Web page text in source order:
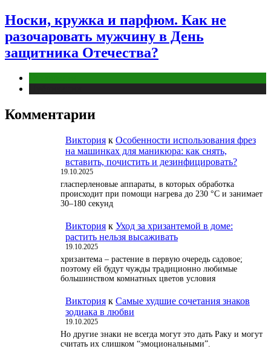
Носки, кружка и парфюм. Как не
разочаровать мужчину в День
защитника Отечества?
Комментарии
Виктория к Особенности использования фрез
на машинках для маникюра: как снять,
вставить, почистить и дезинфицировать?
19.10.2025
гласперленовые аппараты, в которых обработка
происходит при помощи нагрева до 230 °С и занимает
30–180 секунд
Виктория к Уход за хризантемой в доме:
растить нельзя высаживать
19.10.2025
хризантема – растение в первую очередь садовое;
поэтому ей будут чужды традиционно любимые
большинством комнатных цветов условия
Виктория к Самые худшие сочетания знаков
зодиака в любви
19.10.2025
Но другие знаки не всегда могут это дать Раку и могут
считать их слишком “эмоциональными”.